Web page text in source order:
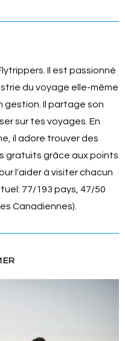
Il est passionné
du voyage elle-même
Il partage son
sur tes voyages. En
il adore trouver des
gratuits grâce aux points
l'aider à visiter chacun
77/193 pays, 47/50
Canadiennes).